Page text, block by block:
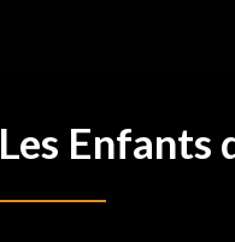
Les Enfants